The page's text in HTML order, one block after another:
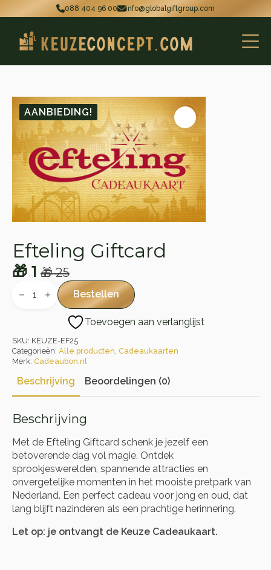
088 404 96 00 info@globalgiftgroup.com
AANBIEDING!
Efteling Giftcard
🎁25
Oorspronkelijke
prijs
🎁 25.
🎁 1
Huidige
prijs
🎁 1.
Giftcard
Bestellen
Toevoegen aan verlanglijst
SKU: KEUZE-EF25
Categorieën: Alle producten Cadeaukaarten
Merk: Cadeaubon.nl
Beschrijving Beoordelingen (0)
Beschrijving
Met de Efteling Giftcard schenk je jezelf een
betoverende dag vol magie. Ontdek
sprookjeswerelden, spannende attracties en
onvergetelijke momenten in het mooiste pretpark van
Nederland. Een perfect cadeau voor jong en oud, dat
lang blijft nazinderen als een prachtige herinnering.
Let op: je ontvangt de Keuze Cadeaukaart.